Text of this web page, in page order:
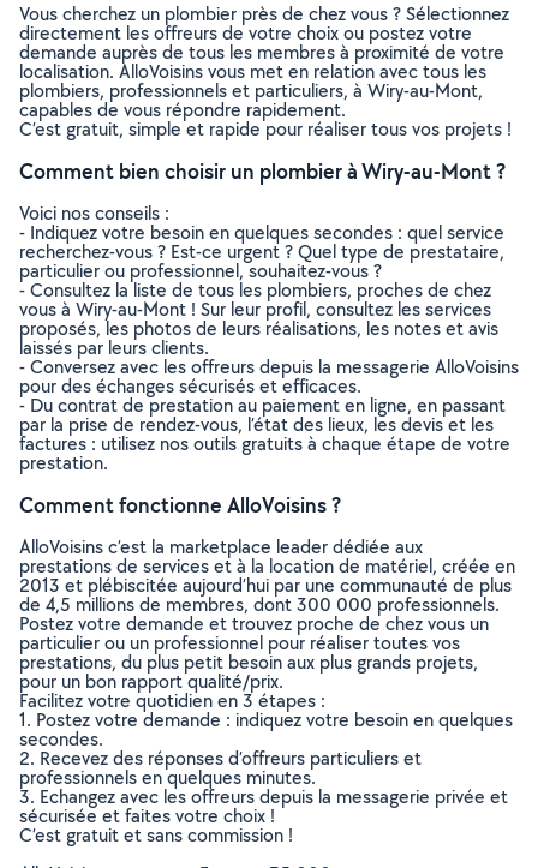
Vous cherchez un plombier près de chez vous ? Sélectionnez
directement les offreurs de votre choix ou postez votre
demande auprès de tous les membres à proximité de votre
localisation. AlloVoisins vous met en relation avec tous les
plombiers, professionnels et particuliers, à Wiry-au-Mont,
capables de vous répondre rapidement.
C’est gratuit, simple et rapide pour réaliser tous vos projets !
Comment bien choisir un plombier à Wiry-au-Mont ?
Voici nos conseils :
- Indiquez votre besoin en quelques secondes : quel service
recherchez-vous ? Est-ce urgent ? Quel type de prestataire,
particulier ou professionnel, souhaitez-vous ?
- Consultez la liste de tous les plombiers, proches de chez
vous à Wiry-au-Mont ! Sur leur profil, consultez les services
proposés, les photos de leurs réalisations, les notes et avis
laissés par leurs clients.
- Conversez avec les offreurs depuis la messagerie AlloVoisins
pour des échanges sécurisés et efficaces.
- Du contrat de prestation au paiement en ligne, en passant
par la prise de rendez-vous, l’état des lieux, les devis et les
factures : utilisez nos outils gratuits à chaque étape de votre
prestation.
Comment fonctionne AlloVoisins ?
AlloVoisins c’est la marketplace leader dédiée aux
prestations de services et à la location de matériel, créée en
2013 et plébiscitée aujourd’hui par une communauté de plus
de 4,5 millions de membres, dont 300 000 professionnels.
Postez votre demande et trouvez proche de chez vous un
particulier ou un professionnel pour réaliser toutes vos
prestations, du plus petit besoin aux plus grands projets,
pour un bon rapport qualité/prix.
Facilitez votre quotidien en 3 étapes :
1. Postez votre demande : indiquez votre besoin en quelques
secondes.
2. Recevez des réponses d’offreurs particuliers et
professionnels en quelques minutes.
3. Echangez avec les offreurs depuis la messagerie privée et
sécurisée et faites votre choix !
C’est gratuit et sans commission !